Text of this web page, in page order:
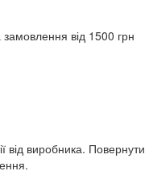
від 1500 грн
від виробника. Повернути